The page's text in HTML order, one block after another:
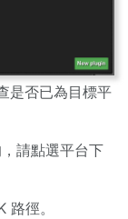
是否已為目標平
請點選平台下
徑。